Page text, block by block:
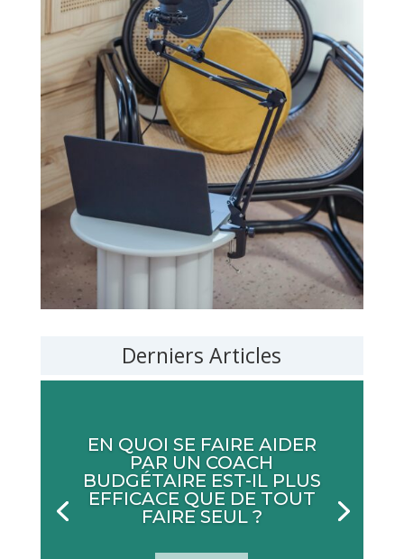
Derniers Articles
EN QUOI SE FAIRE AIDER
PAR UN COACH
BUDGÉTAIRE EST-IL PLUS
EFFICACE QUE DE TOUT
FAIRE SEUL ?